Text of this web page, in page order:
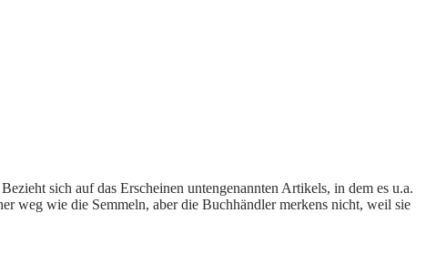
Bezieht sich auf das Erscheinen untengenannten Artikels, in dem es u.a.
weg wie die Semmeln, aber die Buchhändler merkens nicht, weil sie